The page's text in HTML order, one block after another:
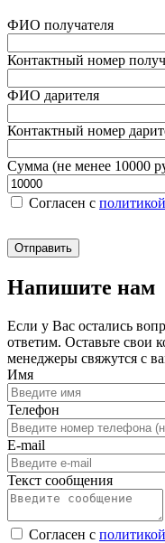
ФИО получателя
Контактный номер
ФИО дарителя
Контактный номер
Сумма (не менее 10000
Согласен c
Отправить
Напишите нам
Если у Вас остались
ответим. Оставьте свои
менеджеры свяжутся с
Имя
Телефон
E-mail
Текст сообщения
Согласен c